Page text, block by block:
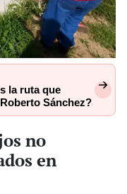
la ruta que
Sánchez?
no
en